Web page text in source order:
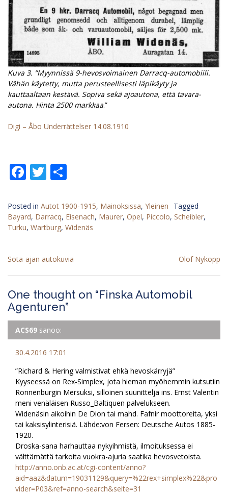
Kuva 3. ”Myynnissä 9-hevosvoimainen Darracq-automobiili.
Vähän käytetty, mutta perusteellisesti läpikäyty ja
kauttaaltaan kestävä. Sopiva sekä ajoautona, että tavara-
autona. Hinta 2500 markkaa.”
Digi – Åbo Underrättelser 14.08.1910
Facebook
Twitter
Posted in Autot 1900-1915, Mainoksissa, Yleinen
Tagged
Bayard, Darracq, Eisenach, Maurer, Opel, Piccolo, Scheibler,
Turku, Wartburg, Widenäs
Artikkelien
selaus
Sota-ajan autokuvia Olof Nykopp
One thought on “Finska Automobil
Agenturen”
ACS69 sanoo:
30.4.2016 17:01
”Richard & Hering valmistivat ehkä hevoskärryjä”
Kyyseessä on Rex-Simplex, jota hieman myöhemmin kutsutiin
Ronnenburgin Mersuksi, silloinen suunittelja ins. Ernst Valentin
meni venäläisen Russo_Baltiquen palvelukseen.
Widenäsin aikoihin De Dion tai mahd. Fafnir moottoreita, yksi
tai kaksisylinterisiä. Lähde:von Fersen: Deutsche Autos 1885-
1920.
Droska-sana harhauttaa nykyihmistä, ilmoituksessa ei
välttämättä tarkoita vuokra-ajuria saatika hevosvetoista.
http://anno.onb.ac.at/cgi-content/anno?
aid=aaz&datum=19031129&query=%22rex+simplex%22&pro
vider=P03&ref=anno-search&seite=31